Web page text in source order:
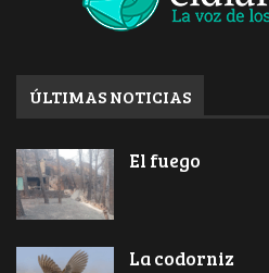
ÚLTIMAS NOTICIAS
El fuego
La codorniz